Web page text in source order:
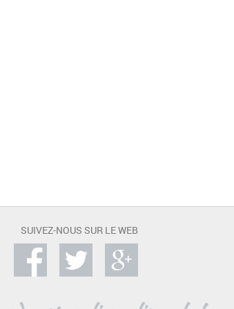
SUIVEZ-NOUS SUR LE WEB